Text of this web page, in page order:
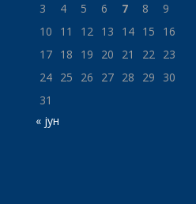
3
4 5 6 7 8
9
10
11 12 13 14 15
16
17 18 19 20 21 22 23
24 25 26 27 28 29
30
31
« јун